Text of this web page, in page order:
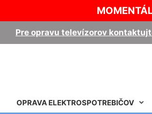
Pre opravu televízorov
OPRAVA ELEKTROSPOTREBIČOV